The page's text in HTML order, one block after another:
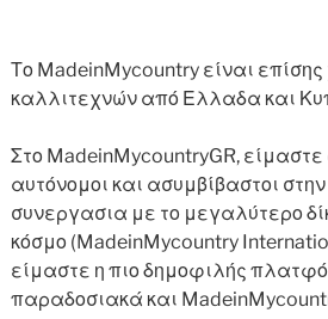
Το MadeinMycountry είναι
καλλιτεχνών από Ελλαδα και
Στο MadeinMycountryGR,
αυτόνομοι και ασυμβίβαστοι
συνεργασια με το μεγαλύτερο
κόσμο (MadeinMycountry
είμαστε η πιο δημοφιλής
παραδοσιακά και